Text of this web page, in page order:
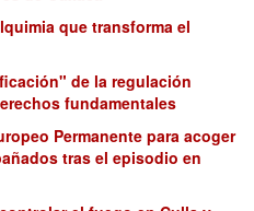
que transforma el
de la regulación
fundamentales
Permanente para acoger
tras el episodio en